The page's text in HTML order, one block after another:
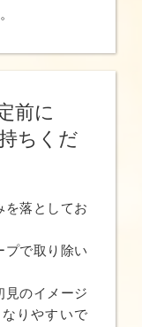
前に
ちくだ
を落としてお
プで取り除い
見のイメージ
りやすいで